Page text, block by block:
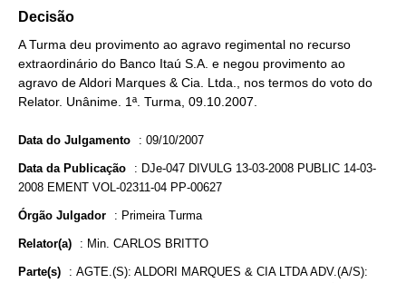
Decisão
A Turma deu provimento ao agravo regimental no recurso
extraordinário do Banco Itaú S.A. e negou provimento ao
agravo de Aldori Marques & Cia. Ltda., nos termos do voto do
Relator. Unânime. 1ª. Turma, 09.10.2007.
Data do Julgamento : 09/10/2007
Data da Publicação : DJe-047 DIVULG 13-03-2008 PUBLIC 14-03-
2008 EMENT VOL-02311-04 PP-00627
Órgão Julgador : Primeira Turma
Relator(a) : Min. CARLOS BRITTO
Parte(s) : AGTE.(S): ALDORI MARQUES & CIA LTDA ADV.(A/S):